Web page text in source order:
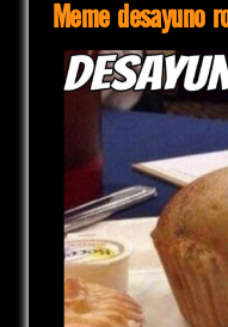
Meme desayuno